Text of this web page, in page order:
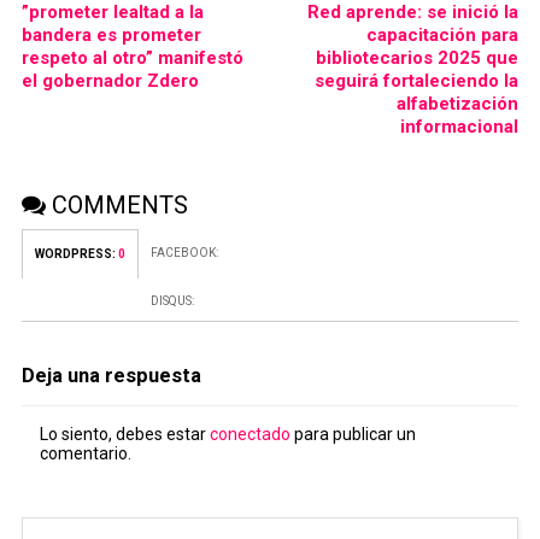
”prometer lealtad a la
bandera es prometer
respeto al otro” manifestó
el gobernador Zdero
Red aprende: se inició la
capacitación para
bibliotecarios 2025 que
seguirá fortaleciendo la
alfabetización
informacional
COMMENTS
WORDPRESS: 0 FACEBOOK:
DISQUS:
Deja una respuesta
Lo siento, debes estarconectado para publicar un
comentario.